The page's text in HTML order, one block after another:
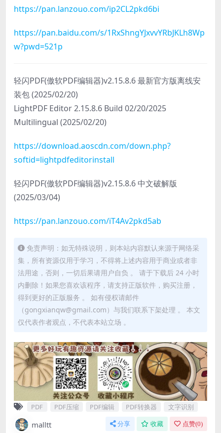
https://pan.lanzouo.com/ip2CL2pkd6bi
https://pan.baidu.com/s/1RxShngYJxvvYRbJKLh8Wp
w?pwd=521p
轻闪PDF(傲软PDF编辑器)v2.15.8.6 最新官方版离线安
装包 (2025/02/20)
LightPDF Editor 2.15.8.6 Build 02/20/2025
Multilingual (2025/02/20)
https://download.aoscdn.com/down.php?
softid=lightpdfeditorinstall
轻闪PDF(傲软PDF编辑器)v2.15.8.6 中文破解版
(2025/03/04)
https://pan.lanzouo.com/iT4Av2pkd5ab
免责声明：如无特殊说明，则本站内容默认来源于网络采
集，所有资源仅用于学习，不得将上述内容用于商业或者非
法用途，否则，一切后果请用户自负 。 请于下载后 24 小时
内删除！如果您喜欢该程序，请支持正版软件，购买注册，
得到更好的正版服务 。 如有侵权请邮件
（gongxianqw@gmail.com）与我们联系下架处理 。 本文
仅代表作者观点，不代表本站立场 。
PDF PDF压缩 PDF编辑 PDF转换器 文字识别
malltt 分享 收藏 点赞(0)